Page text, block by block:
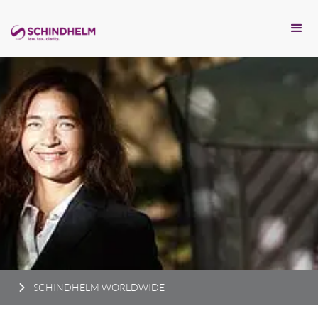
SCHINDHELM WORLDWIDE